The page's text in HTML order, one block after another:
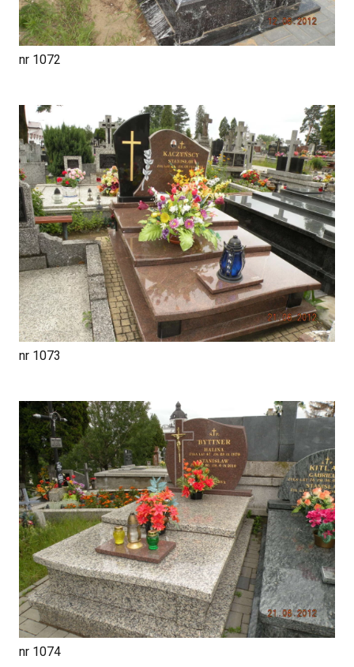
nr 1072
nr 1073
nr 1074